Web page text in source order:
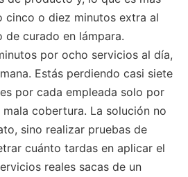
cinco o diez minutos extra al
curado en lámpara.
por ocho servicios al día,
Estás perdiendo casi siete
por cada empleada solo por
cobertura. La solución no
sino realizar pruebas de
cuánto tardas en aplicar el
reales sacas de un